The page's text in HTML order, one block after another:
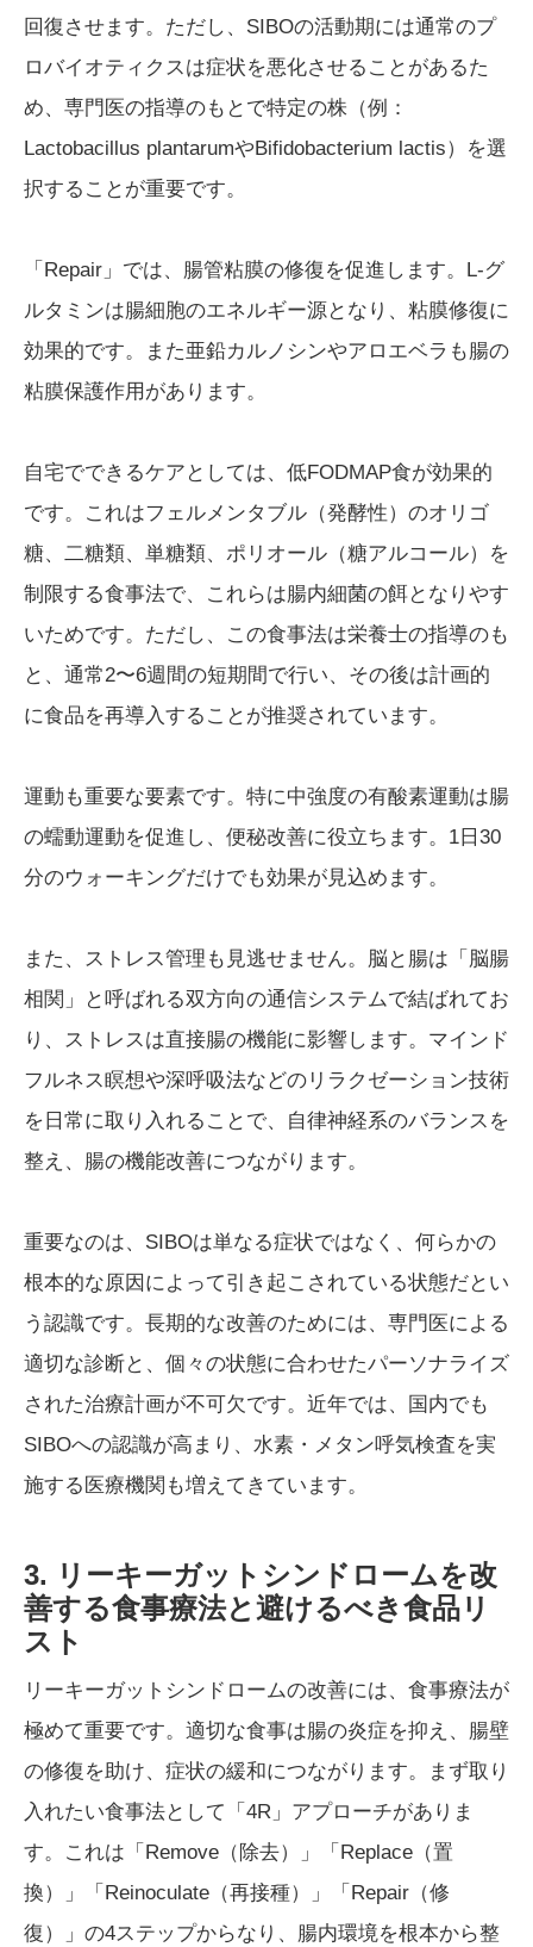
回復させます。ただし、SIBOの活動期には通常のプ
ロバイオティクスは症状を悪化させることがあるた
め、専門医の指導のもとで特定の株（例：
Lactobacillus plantarumやBifidobacterium lactis）を選
択することが重要です。
「Repair」では、腸管粘膜の修復を促進します。L-グ
ルタミンは腸細胞のエネルギー源となり、粘膜修復に
効果的です。また亜鉛カルノシンやアロエベラも腸の
粘膜保護作用があります。
自宅でできるケアとしては、低FODMAP食が効果的
です。これはフェルメンタブル（発酵性）のオリゴ
糖、二糖類、単糖類、ポリオール（糖アルコール）を
制限する食事法で、これらは腸内細菌の餌となりやす
いためです。ただし、この食事法は栄養士の指導のも
と、通常2〜6週間の短期間で行い、その後は計画的
に食品を再導入することが推奨されています。
運動も重要な要素です。特に中強度の有酸素運動は腸
の蠕動運動を促進し、便秘改善に役立ちます。1日30
分のウォーキングだけでも効果が見込めます。
また、ストレス管理も見逃せません。脳と腸は「脳腸
相関」と呼ばれる双方向の通信システムで結ばれてお
り、ストレスは直接腸の機能に影響します。マインド
フルネス瞑想や深呼吸法などのリラクゼーション技術
を日常に取り入れることで、自律神経系のバランスを
整え、腸の機能改善につながります。
重要なのは、SIBOは単なる症状ではなく、何らかの
根本的な原因によって引き起こされている状態だとい
う認識です。長期的な改善のためには、専門医による
適切な診断と、個々の状態に合わせたパーソナライズ
された治療計画が不可欠です。近年では、国内でも
SIBOへの認識が高まり、水素・メタン呼気検査を実
施する医療機関も増えてきています。
3. リーキーガットシンドロームを改
善する食事療法と避けるべき食品リ
スト
リーキーガットシンドロームの改善には、食事療法が
極めて重要です。適切な食事は腸の炎症を抑え、腸壁
の修復を助け、症状の緩和につながります。まず取り
入れたい食事法として「4R」アプローチがありま
す。これは「Remove（除去）」「Replace（置
換）」「Reinoculate（再接種）」「Repair（修
復）」の4ステップからなり、腸内環境を根本から整